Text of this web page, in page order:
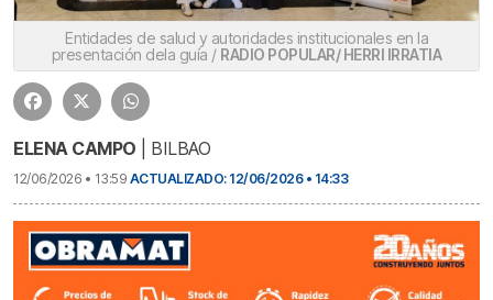
Entidades de salud y autoridades institucionales en la
presentación dela guía / RADIO POPULAR/ HERRI IRRATIA
ELENA CAMPO | BILBAO
12/06/2026 • 13:59 ACTUALIZADO: 12/06/2026 • 14:33